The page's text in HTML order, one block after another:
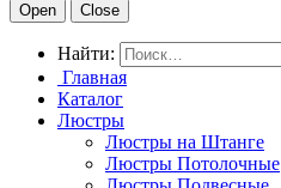
Open Close
Найти:
Главная
Каталог
Люстры
Люстры на Штанге
Люстры Потолочные